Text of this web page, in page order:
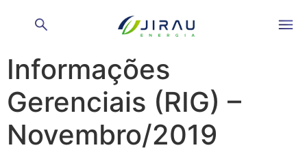
Relatório de
Informações
Gerenciais (RIG) –
Novembro/2019